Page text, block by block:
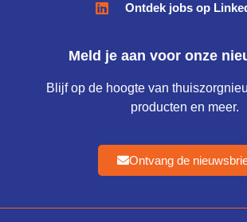
Ontdek jobs op
Meld je aan voor onze
Blijf op de hoogte van
producten en meer.
Ontvang de